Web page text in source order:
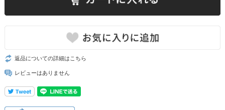
返品についての詳細はこちら
レビューはありません